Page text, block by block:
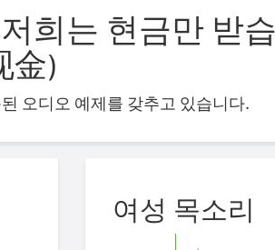
희는 현금만 받
金)
오디오 예제를 갖추고 있습니다.
여성 목소리